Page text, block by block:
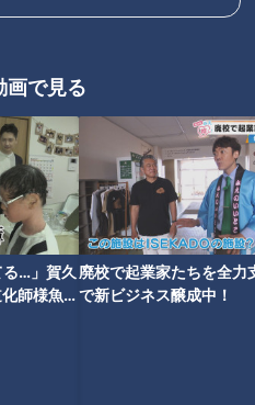
画で見る
…」賀久
師様魚鱗
廃校で起業家たちを全力
で新ビジネス醸成中！
コスパ最強スーパー「ロピア」
が愛知初上陸！ 取材してわかっ
た 年末年始の買い出しにオスス
メの商品とは！？